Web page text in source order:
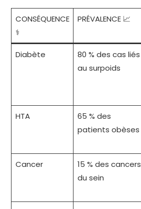
CONSÉQUENCE
⚕️
PRÉVALENCE 📈
Diabète
80 % des cas liés
au surpoids
HTA
65 % des
patients obèses
Cancer
15 % des cancers
du sein